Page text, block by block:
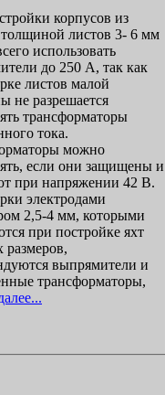
корпусов из
толщиной листов 3- 6 мм
до 250 А, так как
листов малой
не разрешается
трансформаторы
тока.
можно
если они защищены и
В.
электродами
4 мм, которыми
при постройке яхт
размеров,
выпрямители и
трансформаторы,